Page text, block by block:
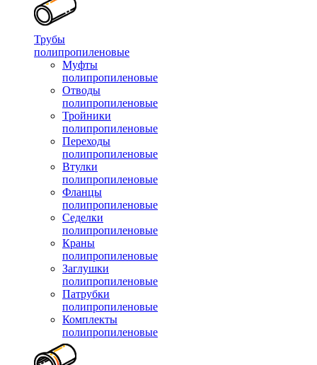
Трубы
полипропиленовые
Муфты
полипропиленовые
Отводы
полипропиленовые
Тройники
полипропиленовые
Переходы
полипропиленовые
Втулки
полипропиленовые
Фланцы
полипропиленовые
Седелки
полипропиленовые
Краны
полипропиленовые
Заглушки
полипропиленовые
Патрубки
полипропиленовые
Комплекты
полипропиленовые